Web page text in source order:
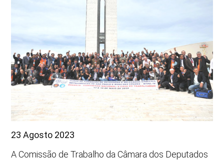
23 Agosto 2023
A Comissão de Trabalho da Câmara dos Deputados